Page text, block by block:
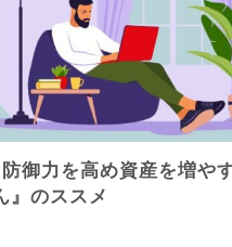
御力を高め資産を増や
』のススメ